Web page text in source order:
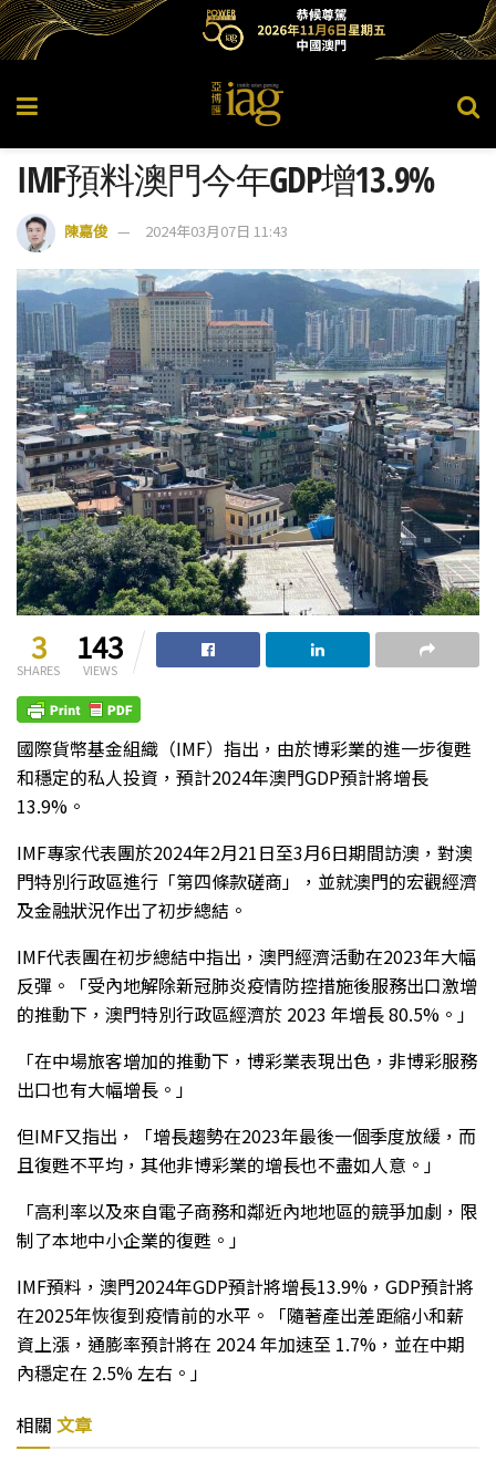
IMF預料澳門今年GDP增13.9%
陳嘉俊 2024年03月07日 11:43
3
SHARES
143
VIEWS
國際貨幣基金組織（IMF）指出，由於博彩業的進一步復甦
和穩定的私人投資，預計2024年澳門GDP預計將增長
13.9%。
IMF專家代表團於2024年2月21日至3月6日期間訪澳，對澳
門特別行政區進行「第四條款磋商」，並就澳門的宏觀經濟
及金融狀況作出了初步總結。
IMF代表團在初步總結中指出，澳門經濟活動在2023年大幅
反彈。「受內地解除新冠肺炎疫情防控措施後服務出口激增
的推動下，澳門特別行政區經濟於 2023 年增長 80.5%。」
「在中場旅客增加的推動下，博彩業表現出色，非博彩服務
出口也有大幅增長。」
但IMF又指出，「增長趨勢在2023年最後一個季度放緩，而
且復甦不平均，其他非博彩業的增長也不盡如人意。」
「高利率以及來自電子商務和鄰近內地地區的競爭加劇，限
制了本地中小企業的復甦。」
IMF預料，澳門2024年GDP預計將增長13.9%，GDP預計將
在2025年恢復到疫情前的水平。「隨著產出差距縮小和薪
資上漲，通膨率預計將在 2024 年加速至 1.7%，並在中期
內穩定在 2.5% 左右。」
相關 文章